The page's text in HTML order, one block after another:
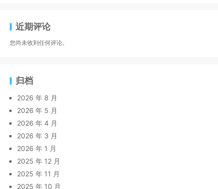
近期评论
您尚未收到任何评论。
归档
2026 年 8 月
2026 年 5 月
2026 年 4 月
2026 年 3 月
2026 年 1 月
2025 年 12 月
2025 年 11 月
2025 年 10 月